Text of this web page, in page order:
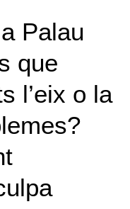
Palau
que
l’eix o la